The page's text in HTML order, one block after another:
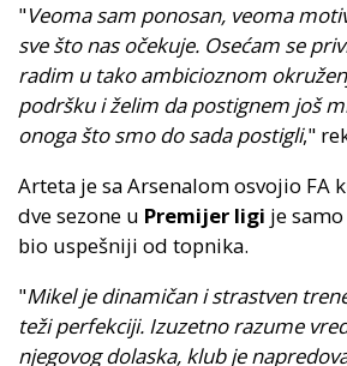
"Veoma sam ponosan, veoma
sve što nas očekuje. Osećam se
radim u tako ambicioznom
podršku i želim da postignem još
onoga što smo do sada postigli,"
Arteta je sa Arsenalom osvojio FA
dve sezone u Premijer ligi je samo
bio uspešniji od topnika.
"Mikel je dinamičan i strastven
teži perfekciji. Izuzetno razume
njegovog dolaska, klub je